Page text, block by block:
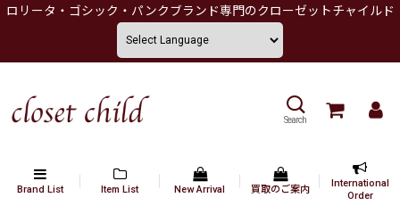
ロリータ・ゴシック・パンクブランド専門のクローゼットチャイルド
Search
Brand List Item List New Arrival 買取のご案内
International
Order